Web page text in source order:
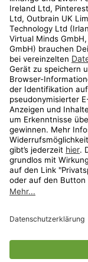
Kundenservice
Shop
Aktionen
Travel